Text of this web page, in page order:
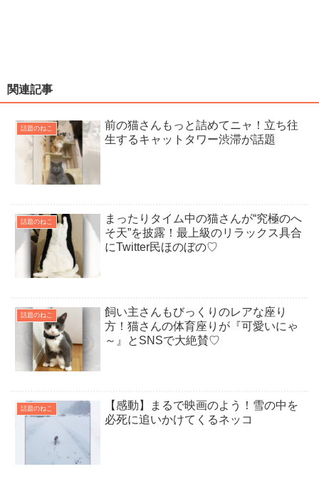
関連記事
話題のねこ
前の猫さんもっと詰めてニャ！立ち往
生するキャットタワー渋滞が話題
話題のねこ
まったりタイム中の猫さんが“究極のへ
そ天”を披露！最上級のリラックス具合
にTwitter民ほのぼの♡
話題のねこ
飼い主さんもびっくりのレアな座り
方！猫さんの体育座りが『可愛いにゃ
～』とSNSで大絶賛♡
話題のねこ
【感動】まるで映画のよう！雪の中を
必死に追いかけてくるネッコ